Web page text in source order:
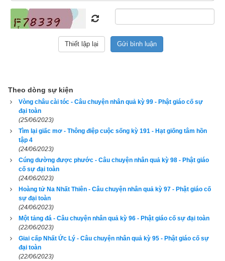
Theo dòng sự kiện
Vòng châu cài tóc - Câu chuyện nhân quả kỳ 99 - Phật giáo cố sự
đại toàn
(25/06/2023)
Tìm lại giấc mơ - Thông điệp cuộc sống kỳ 191 - Hạt giống tâm hồn
tập 4
(24/06/2023)
Cúng dường được phước - Câu chuyện nhân quả kỳ 98 - Phật giáo
cố sự đại toàn
(24/06/2023)
Hoàng tử Na Nhất Thiên - Câu chuyện nhân quả kỳ 97 - Phật giáo cố
sự đại toàn
(24/06/2023)
Một tảng đá - Câu chuyện nhân quả kỳ 96 - Phật giáo cố sự đại toàn
(22/06/2023)
Giai cấp Nhất Ức Lý - Câu chuyện nhân quả kỳ 95 - Phật giáo cố sự
đại toàn
(22/06/2023)